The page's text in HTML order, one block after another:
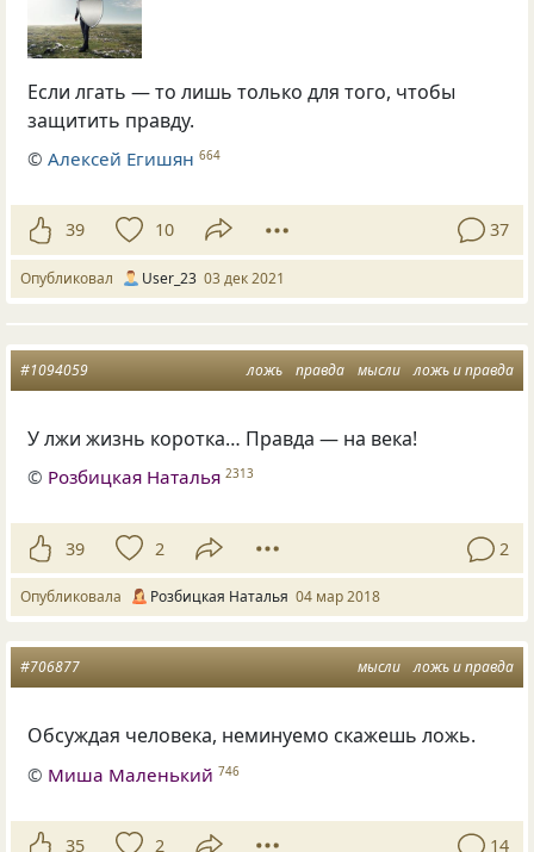
Если лгать — то лишь только для того, чтобы
защитить правду.
©Алексей Егишян 664
39 10 37
Опубликовал User_23 03 дек 2021
ложь правда мысли ложь и правда
#1094059
У лжи жизнь коротка… Правда — на века!
© Розбицкая Наталья 2313
39 2 2
Опубликовала Розбицкая Наталья 04 мар 2018
мысли ложь и правда
#706877
Обсуждая человека, неминуемо скажешь ложь.
© Миша Маленький 746
35 2 14